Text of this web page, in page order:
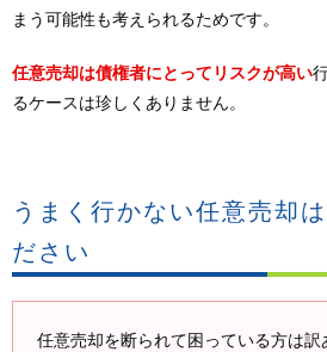
まう可能性も考えられるためです。
任意売却は債権者にとってリスクが高い
るケースは珍しくありません。
うまく行かない任意売却
ださい
任意売却を断られて困っている方は訳